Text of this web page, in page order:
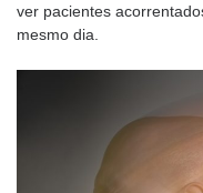
ver pacientes
mesmo dia.